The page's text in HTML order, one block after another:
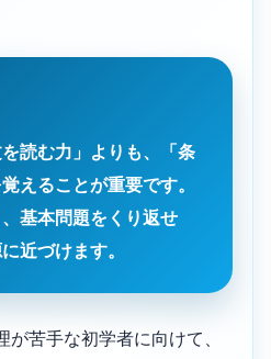
読む力」よりも、「条
えることが重要です。
基本問題をくり返せ
近づけます。
苦手な初学者に向けて、